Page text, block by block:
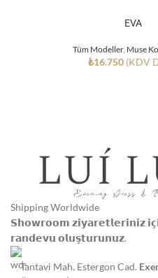
EVA
Tüm Modeller, Muse
₺16.750 (KDV
Shipping Worldwide
𝗦𝗵𝗼𝘄𝗿𝗼𝗼𝗺 𝘇𝗶𝘆𝗮𝗿𝗲𝘁𝗹𝗲𝗿𝗶𝗻𝗶𝘇
𝗿𝗮𝗻𝗱𝗲𝘃𝘂 𝗼𝗹𝘂𝘀̧𝘁𝘂𝗿𝘂𝗻𝘂𝘇.
Tantavi Mah. Estergon Cad.